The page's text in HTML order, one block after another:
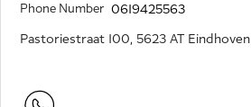
Phone Number 0619425563
Pastoriestraat 100, 5623 AT Eindhoven